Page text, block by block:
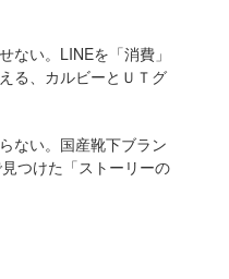
ない。LINEを「消費」
る、カルビーとＵＴグ
ない。国産靴下ブラン
つけた「ストーリーの